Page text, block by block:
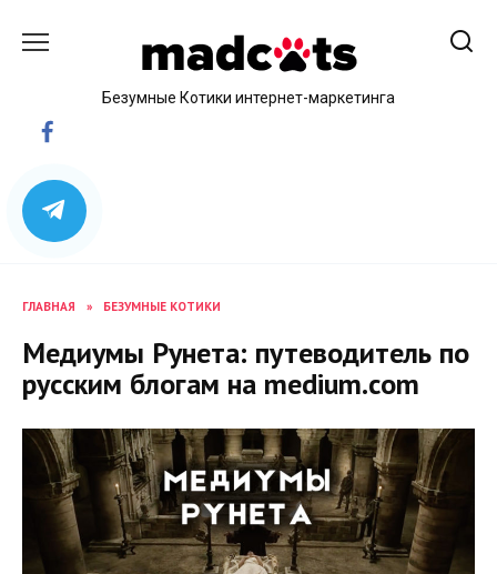
Безумные Котики интернет-маркетинга
ГЛАВНАЯ » БЕЗУМНЫЕ КОТИКИ
Медиумы Рунета: путеводитель по
русским блогам на medium.com